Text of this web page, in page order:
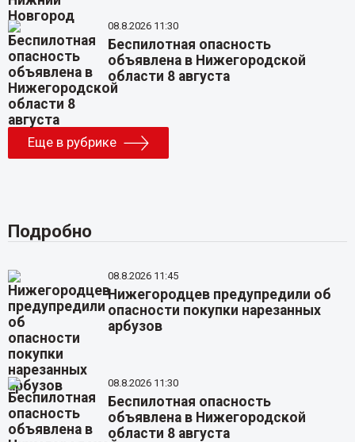
08.8.2026 11:30
Беспилотная опасность
объявлена в Нижегородской
области 8 августа
Еще в рубрике
Подробно
08.8.2026 11:45
Нижегородцев предупредили об
опасности покупки нарезанных
арбузов
08.8.2026 11:30
Беспилотная опасность
объявлена в Нижегородской
области 8 августа